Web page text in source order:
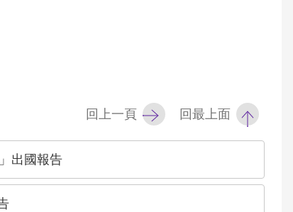
回上一頁 回最上面
出國報告